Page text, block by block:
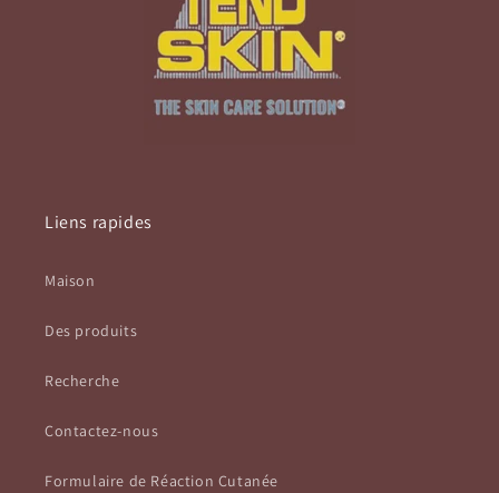
Liens rapides
Maison
Des produits
Recherche
Contactez-nous
Formulaire de Réaction Cutanée